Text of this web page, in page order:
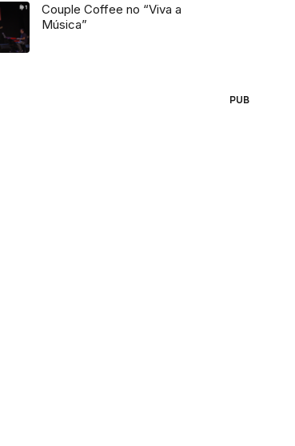
Couple Coffee no “Viva a
Música”
PUB